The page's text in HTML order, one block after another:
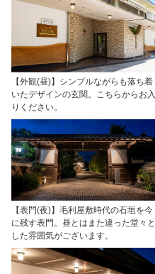
【外観(昼)】シンプルながらも落ち着
いたデザインの玄関。こちらからお入
りください。
【表門(夜)】毛利屋敷時代の石垣を今
に残す表門。昼とはまた違った堂々と
した雰囲気がございます。